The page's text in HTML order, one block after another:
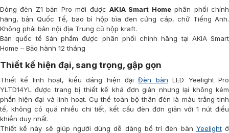
Dòng đèn Z1 bản Pro mới được AKIA Smart Homephân phối chính
hãng, bản Quốc Tế, bao bì hộp bìa đen cứng cáp, chữ Tiếng Anh.
Không phải bản nội địa Trung cũ hộp kraft.
Bản quốc tế Sản phẩm được phân phối chính hãng tại AKIA Smart
Home – Bảo hành 12 tháng
Thiết kế hiện đại, sang trọng, gập gọn
Thiết kế linh hoạt, kiểu dáng hiện đạiĐèn bàn LED Yeelight Pro
YLTD14YL được trang bị thiết kế khá đơn giản nhưng lại không kém
phần hiện đại và linh hoạt. Cụ thể toàn bộ thân đèn là màu trắng tinh
tế, không có quá nhiều chi tiết, kết cấu đèn đơn giản với 1 nút điều
khiển duy nhất.
Thiết kế này sẽ giúp người dùng dễ dàng bố trí đèn bàn Yeelightở